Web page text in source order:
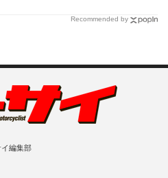
Recommended by
編集部